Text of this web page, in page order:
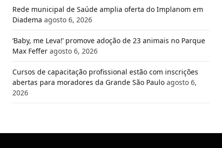
Rede municipal de Saúde amplia oferta do Implanom em
Diadema agosto 6, 2026
‘Baby, me Leva!’ promove adoção de 23 animais no Parque
Max Feffer agosto 6, 2026
Cursos de capacitação profissional estão com inscrições
abertas para moradores da Grande São Paulo agosto 6,
2026